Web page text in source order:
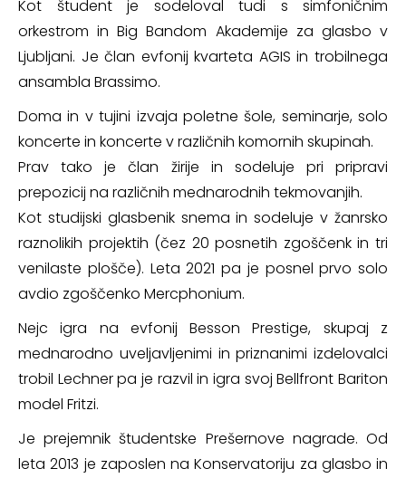
Kot študent je sodeloval tudi s simfoničnim
orkestrom in Big Bandom Akademije za glasbo v
Ljubljani. Je član evfonij kvarteta AGIS in trobilnega
ansambla Brassimo.
Doma in v tujini izvaja poletne šole, seminarje, solo
koncerte in koncerte v različnih komornih skupinah.
Prav tako je član žirije in sodeluje pri pripravi
prepozicij na različnih mednarodnih tekmovanjih.
Kot studijski glasbenik snema in sodeluje v žanrsko
raznolikih projektih (čez 20 posnetih zgoščenk in tri
venilaste plošče). Leta 2021 pa je posnel prvo solo
avdio zgoščenko Mercphonium.
Nejc igra na evfonij Besson Prestige, skupaj z
mednarodno uveljavljenimi in priznanimi izdelovalci
trobil Lechner pa je razvil in igra svoj Bellfront Bariton
model Fritzi.
Je prejemnik študentske Prešernove nagrade. Od
leta 2013 je zaposlen na Konservatoriju za glasbo in